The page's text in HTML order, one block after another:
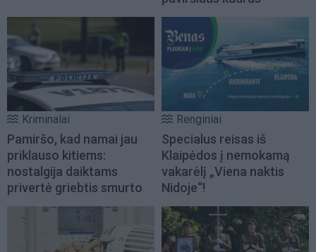
Kriminalai
Pamiršo, kad namai jau
priklauso kitiems:
nostalgija daiktams
privertė griebtis smurto
Renginiai
Specialus reisas iš
Klaipėdos į nemokamą
vakarėlį „Viena naktis
Nidoje“!